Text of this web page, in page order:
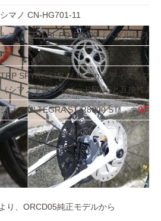
シマノ CN-HG701-11
シマノ SPD-SL PD-R8000（ペダルリフ
TRP SPYRE SLC メカニカルディスクブ
（シマノブレーキパッドE01Sと互換性
シマノ ULTEGRA ST-R8000 STI ⇒ST-
り、ORCD05純正モデルから